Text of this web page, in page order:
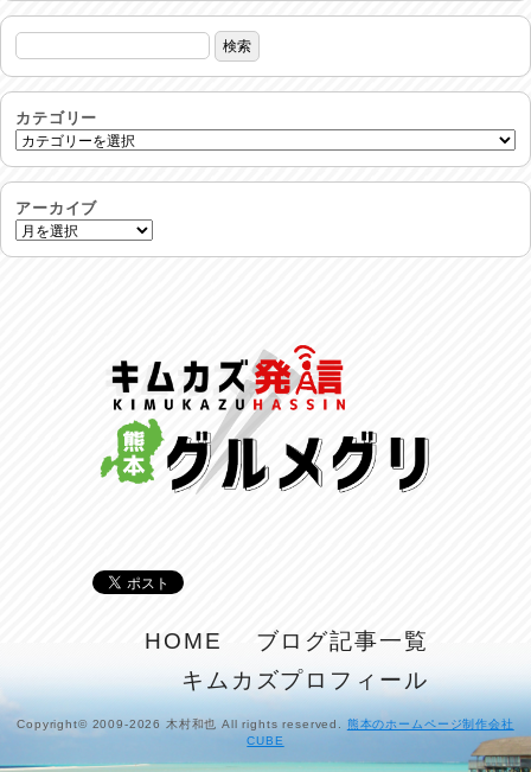
命を守る行動を…
2026/07/29
土用丑の日♪
反省会♪
馬肉料理 桜馬亭
2026/07/24
ラジてん通信♪
カテゴリー
アーカイブ
HOME
ブログ記事一覧
キムカズプロフィール
Copyright© 2009-2026 木村和也 All rights reserved. 熊本のホームページ制作会社
CUBE